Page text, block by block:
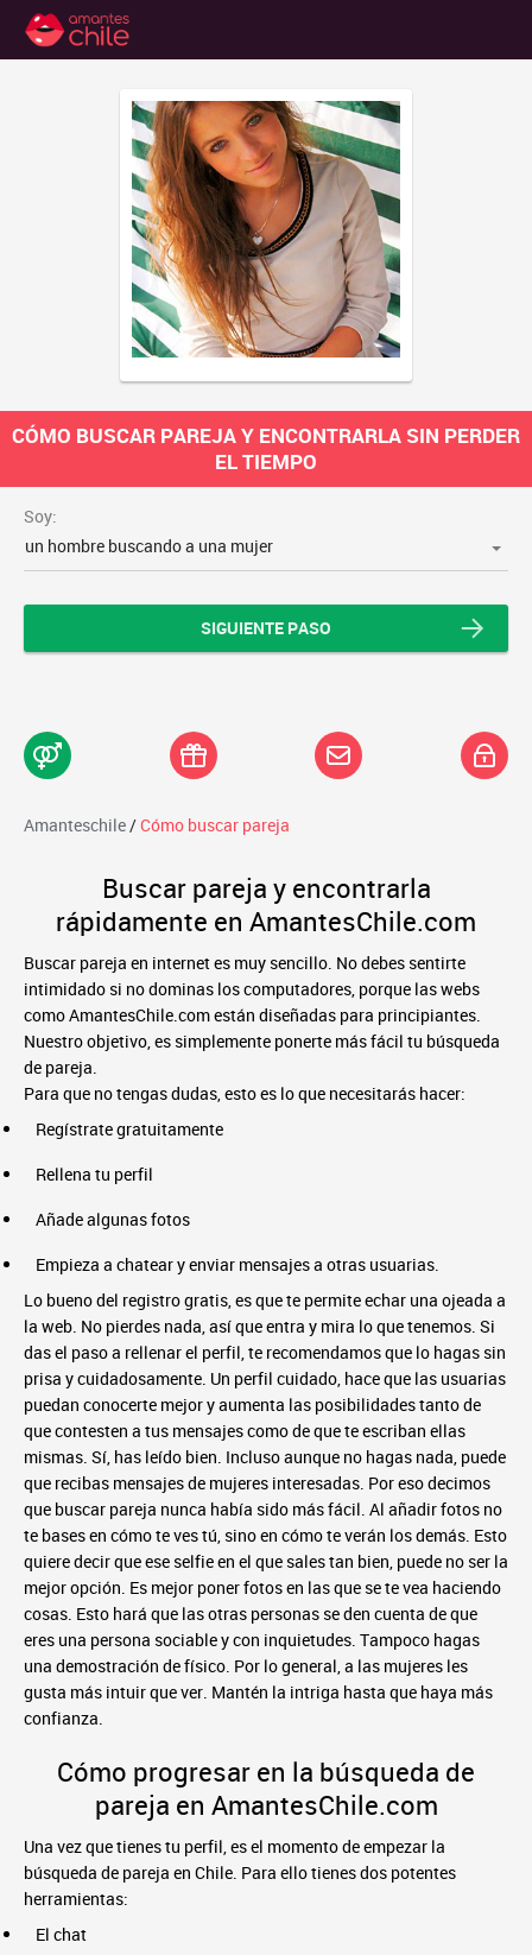
CÓMO BUSCAR PAREJA Y ENCONTRARLA SIN PERDER
EL TIEMPO
Soy:
un hombre buscando a una mujer
SIGUIENTE PASO
Amanteschile/Cómo buscar pareja
Buscar pareja y encontrarla
rápidamente en AmantesChile.com
Buscar pareja en internet es muy sencillo. No debes sentirte
intimidado si no dominas los computadores, porque las webs
como AmantesChile.com están diseñadas para principiantes.
Nuestro objetivo, es simplemente ponerte más fácil tu búsqueda
de pareja.
Para que no tengas dudas, esto es lo que necesitarás hacer:
Regístrate gratuitamente
Rellena tu perfil
Añade algunas fotos
Empieza a chatear y enviar mensajes a otras usuarias.
Lo bueno del registro gratis, es que te permite echar una ojeada a
la web. No pierdes nada, así que entra y mira lo que tenemos. Si
das el paso a rellenar el perfil, te recomendamos que lo hagas sin
prisa y cuidadosamente. Un perfil cuidado, hace que las usuarias
puedan conocerte mejor y aumenta las posibilidades tanto de
que contesten a tus mensajes como de que te escriban ellas
mismas. Sí, has leído bien. Incluso aunque no hagas nada, puede
que recibas mensajes de mujeres interesadas. Por eso decimos
que buscar pareja nunca había sido más fácil. Al añadir fotos no
te bases en cómo te ves tú, sino en cómo te verán los demás. Esto
quiere decir que ese selfie en el que sales tan bien, puede no ser la
mejor opción. Es mejor poner fotos en las que se te vea haciendo
cosas. Esto hará que las otras personas se den cuenta de que
eres una persona sociable y con inquietudes. Tampoco hagas
una demostración de físico. Por lo general, a las mujeres les
gusta más intuir que ver. Mantén la intriga hasta que haya más
confianza.
Cómo progresar en la búsqueda de
pareja en AmantesChile.com
Una vez que tienes tu perfil, es el momento de empezar la
búsqueda de pareja en Chile. Para ello tienes dos potentes
herramientas:
El chat